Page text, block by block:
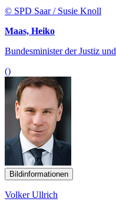
© SPD Saar / Susie Knoll
Maas, Heiko
Bundesminister der Justiz
()
Bildinformationen
Volker Ullrich